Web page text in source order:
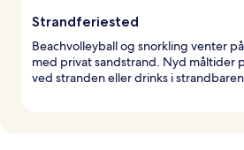
Strandferiested
Beachvolleyball og snorkling venter
med privat sandstrand. Nyd måltider
ved stranden eller drinks i strandbaren.